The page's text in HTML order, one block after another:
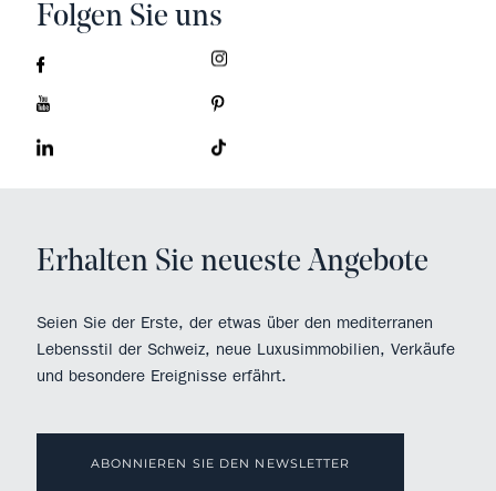
Folgen Sie uns
Erhalten Sie neueste Angebote
Seien Sie der Erste, der etwas über den mediterranen
Lebensstil der Schweiz, neue Luxusimmobilien, Verkäufe
und besondere Ereignisse erfährt.
ABONNIEREN SIE DEN NEWSLETTER